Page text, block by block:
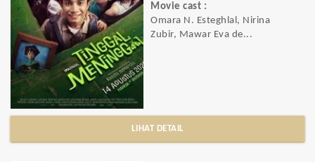
Movie cast :
Omara N. Esteghlal, Nirina
Zubir, Mawar Eva de...
LIHAT DETAIL